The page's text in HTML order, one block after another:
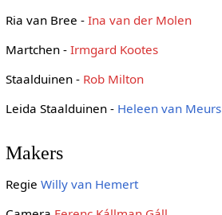
Ria van Bree - Ina van der Molen
Martchen - Irmgard Kootes
Staalduinen - Rob Milton
Leida Staalduinen - Heleen van Meurs
Makers
Regie Willy van Hemert